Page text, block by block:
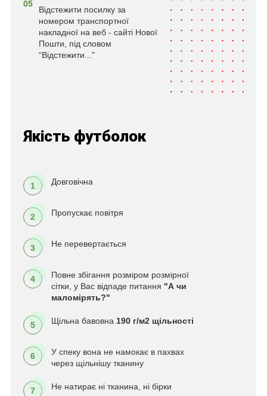
05
Відстежити посилку за
номером транспортної
накладної на веб - сайті Нової
Пошти, під словом
“Відстежити..."
Якість футболок
1 Довговічна
2 Пропускає повітря
3 Не перевертається
4
Повне збігання розміром розмірної
сітки, у Вас відпаде питання "А чи
маломірять?"
5 Щільна бавовна 190 г/м2 щільності
6
У спеку вона не намокає в пахвах
через щільнішу тканину
7 Не натирає ні тканина, ні бірки